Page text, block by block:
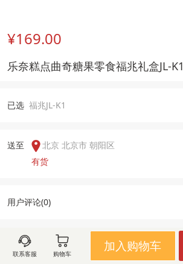
¥169.00
乐奈糕点曲奇糖果零食福兆礼盒JL-K1
已选 福兆JL-K1
送至
北京 北京市 朝阳区
有货
用户评论(0)
图文详情 规格属性
联系客服 购物车
加入购物车